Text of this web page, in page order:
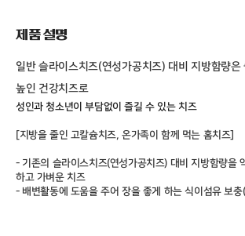
제품 설명
일반 슬라이스치즈(연성가공치즈) 대비 지방함량은
높인 건강치즈로
성인과 청소년이 부담없이 즐길 수 있는 치즈
[지방을 줄인 고칼슘치즈, 온가족이 함께 먹는 홈치즈]
- 기존의 슬라이스치즈(연성가공치즈) 대비 지방함량을
하고 가벼운 치즈
- 배변활동에 도움을 주어 장을 좋게 하는 식이섬유 보충